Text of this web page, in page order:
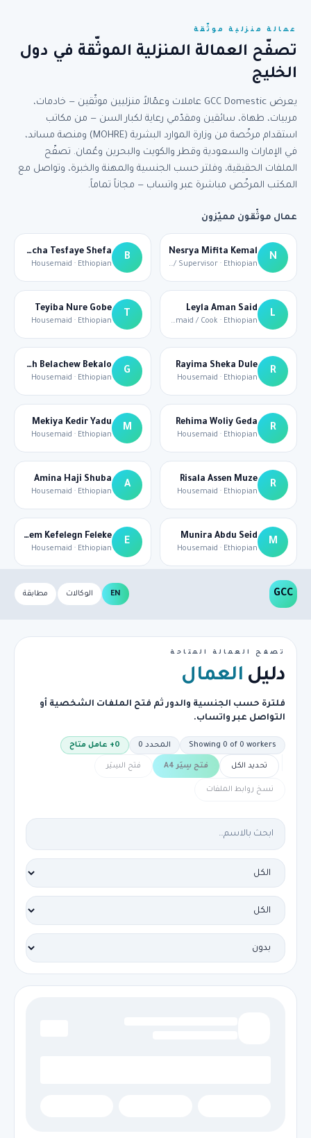
عمالة منزلية موثّقة
تصفّح العمالة المنزلية الموثّقة في دول
الخليج
يعرض GCC Domestic عاملات وعمّالاً منزليين موثّقين — خادمات،
مربيات، طهاة، سائقين ومقدّمي رعاية لكبار السن — من مكاتب
استقدام مرخّصة من وزارة الموارد البشرية (MOHRE) ومنصة مساند،
في الإمارات والسعودية وقطر والكويت والبحرين وعُمان. تصفّح
الملفات الحقيقية، وفلتر حسب الجنسية والمهنة والخبرة، وتواصل مع
المكتب المرخّص مباشرة عبر واتساب — مجاناً تماماً.
عمال موثّقون مميّزون
N
Nesrya Mifita Kemal
Housemaid / Supervisor · Ethiopian
B
Belecha Tesfaye Shefa
Housemaid · Ethiopian
L
Leyla Aman Said
Housemaid / Cook · Ethiopian
T
Teyiba Nure Gobe
Housemaid · Ethiopian
R
Rayima Sheka Dule
Housemaid · Ethiopian
G
Gelaynesh Belachew Bekalo
Housemaid · Ethiopian
R
Rehima Woliy Geda
Housemaid · Ethiopian
M
Mekiya Kedir Yadu
Housemaid · Ethiopian
R
Risala Assen Muze
Housemaid · Ethiopian
A
Amina Haji Shuba
Housemaid · Ethiopian
M
Munira Abdu Seid
Housemaid · Ethiopian
E
Etalem Kefelegn Feleke
Housemaid · Ethiopian
GCC
EN الوكالات مطابقة
تصفح العمالة المتاحة
دليل العمال
فلترة حسب الجنسية والدور ثم فتح الملفات الشخصية أو
التواصل عبر واتساب.
Showing 0 of 0 workers المحدد 0 0
+ عامل متاح
تحديد الكل فتح سِيَر A4 فتح السِيَر
نسخ روابط الملفات